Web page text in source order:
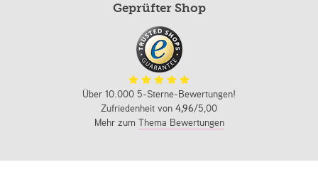
Geprüfter Shop
Über 10.000 5-Sterne-Bewertungen!
Zufriedenheit von 4,96/5,00
Mehr zum Thema Bewertungen